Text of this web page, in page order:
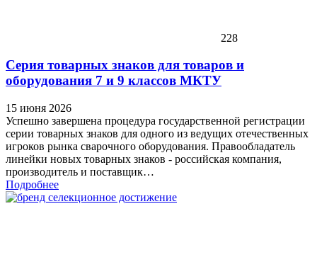
228
Серия товарных знаков для товаров и
оборудования 7 и 9 классов МКТУ
15 июня 2026
Успешно завершена процедура государственной регистрации
серии товарных знаков для одного из ведущих отечественных
игроков рынка сварочного оборудования. Правообладатель
линейки новых товарных знаков - российская компания,
производитель и поставщик…
Подробнее